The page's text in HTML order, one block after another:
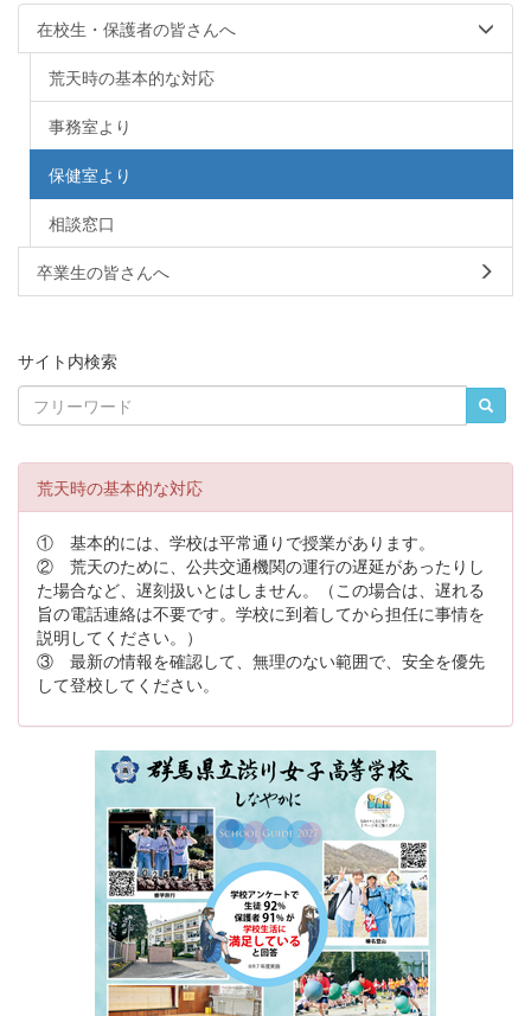
在校生・保護者の皆さんへ
荒天時の基本的な対応
事務室より
保健室より
相談窓口
卒業生の皆さんへ
サイト内検索
荒天時の基本的な対応
① 基本的には、学校は平常通りで授業があります。
② 荒天のために、公共交通機関の運行の遅延があったりし
た場合など、遅刻扱いとはしません。（この場合は、遅れる
旨の電話連絡は不要です。学校に到着してから担任に事情を
説明してください。）
③ 最新の情報を確認して、無理のない範囲で、安全を優先
して登校してください。